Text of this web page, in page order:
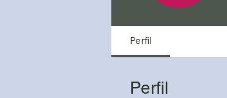
Perfil
Perfil